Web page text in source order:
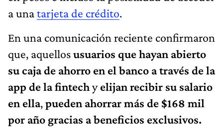
a unatarjeta de crédito.
En una comunicación reciente confirmaron
que, aquellosusuarios que hayan abierto
su caja de ahorro en el banco a través de la
app de la fintechyelijan recibir su salario
en ella,pueden ahorrar más de $168 mil
por año gracias a beneficios exclusivos.